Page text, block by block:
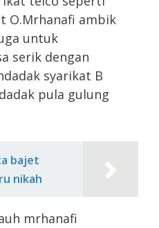
O.Mrhanafi ambik
untuk
serik dengan
syarikat B
pula gulung
bajet
nikah
mrhanafi